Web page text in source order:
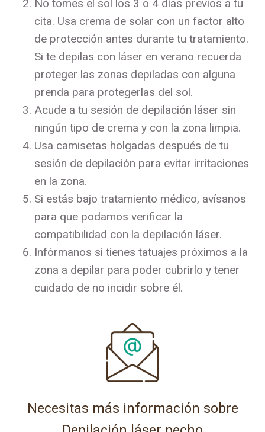
No tomes el sol los 3 o 4 días previos a tu
cita. Usa crema de solar con un factor alto
de protección antes durante tu tratamiento.
Si te depilas con láser en verano recuerda
proteger las zonas depiladas con alguna
prenda para protegerlas del sol.
Acude a tu sesión de depilación láser sin
ningún tipo de crema y con la zona limpia.
Usa camisetas holgadas después de tu
sesión de depilación para evitar irritaciones
en la zona.
Si estás bajo tratamiento médico, avísanos
para que podamos verificar la
compatibilidad con la depilación láser.
Infórmanos si tienes tatuajes próximos a la
zona a depilar para poder cubrirlo y tener
cuidado de no incidir sobre él.
Necesitas más información sobre